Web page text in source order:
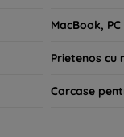
MacBook, PC
Prietenos cu
Carcase